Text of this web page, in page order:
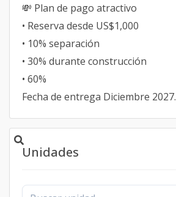
💸 Plan de pago atractivo
• Reserva desde US$1,000
• 10% separación
• 30% durante construcción
• 60%
Fecha de entrega Diciembre 2027.
Unidades